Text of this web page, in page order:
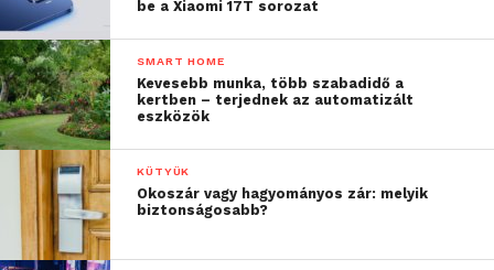
be a Xiaomi 17T sorozat
SMART HOME
Kevesebb munka, több szabadidő a
kertben – terjednek az automatizált
eszközök
KÜTYÜK
Okoszár vagy hagyományos zár: melyik
biztonságosabb?